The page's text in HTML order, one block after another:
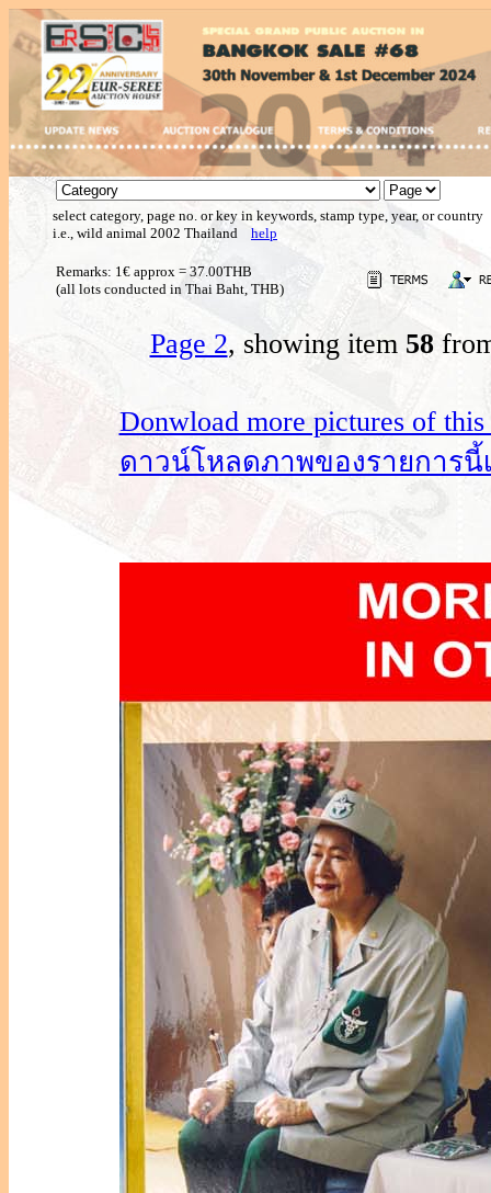
select category, page no. or key in keywords, stamp type, year, or country
i.e., wild animal 2002 Thailand help
Remarks: 1€ approx = 37.00THB
(all lots conducted in Thai Baht, THB)
Page 2, showing item 58
Donwload more pictures of
ดาวน์โหลดภาพของรายการนี้